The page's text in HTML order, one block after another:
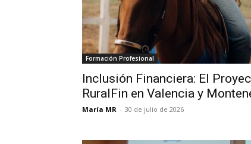
Formación Profesional
Inclusión Financiera: El
RuralFin en Valencia y
María MR - 30 de julio de 2026